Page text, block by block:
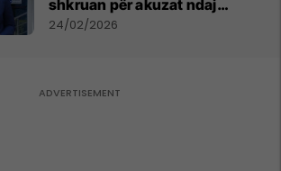
shkruan për akuzat ndaj
Belinda Ballukut
24/02/2026